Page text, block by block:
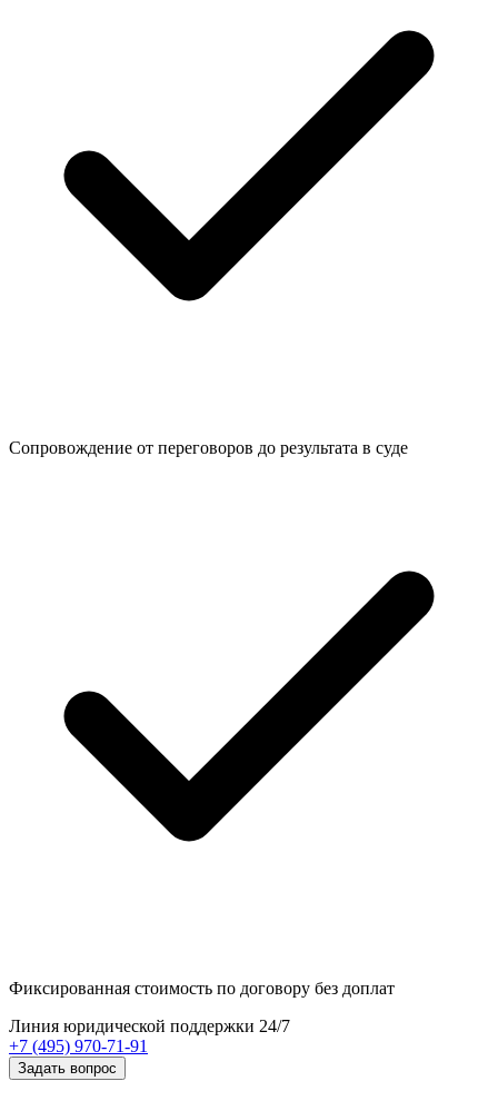
Сопровождение от переговоров до результата в суде
Фиксированная стоимость по договору без доплат
Линия юридической поддержки 24/7
+7 (495) 970-71-91
Задать вопрос